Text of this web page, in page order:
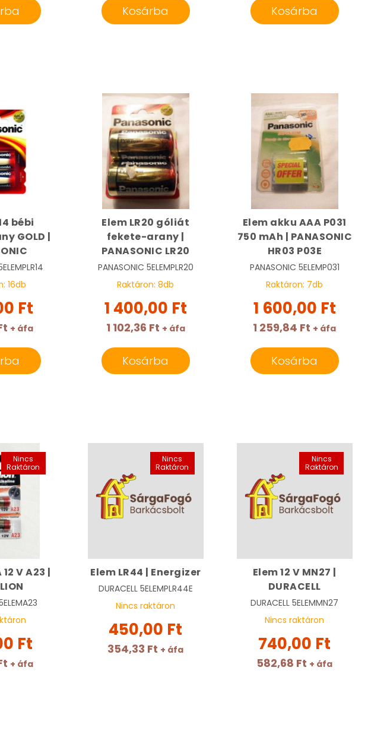
Kosárba Kosárba
bébi
GOLD |
16db
Ft
+ áfa
Elem LR20 góliát
fekete-arany |
PANASONIC LR20
PANASONIC 5ELEMPLR20
Raktáron:8db
1 400,00 Ft
1 102,36 Ft + áfa
Kosárba
Elem akku AAA P031
750 mAh | PANASONIC
HR03 P03E
PANASONIC 5ELEMP031
Raktáron: 7db
1 600,00 Ft
1 259,84 Ft + áfa
Kosárba
Nincs
Raktáron
V A23 |
Ft
+ áfa
Nincs
Raktáron
Elem LR44 | Energizer
DURACELL 5ELEMPLR44E
Nincs raktáron
450,00 Ft
354,33 Ft + áfa
Nincs
Raktáron
Elem 12 V MN27 |
DURACELL
DURACELL 5ELEMMN27
Nincs raktáron
740,00 Ft
582,68 Ft + áfa